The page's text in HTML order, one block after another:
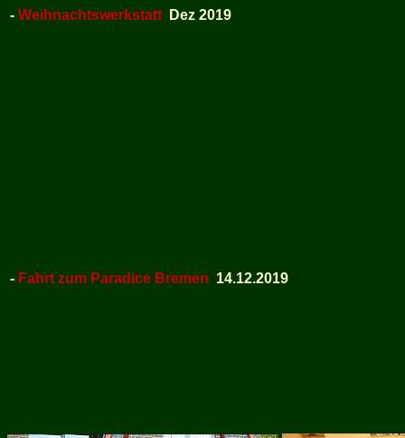
- Weihnachtswerkstatt Dez 2019
- Fahrt zum Paradice Bremen 14.12.2019